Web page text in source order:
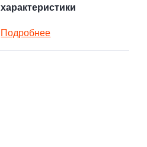
характеристики
Подробнее